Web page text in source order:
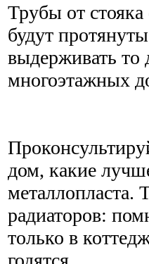
Трубы от
будут
выдерживать то
многоэтажных
дом, какие
металлопласта.
радиаторов:
только в